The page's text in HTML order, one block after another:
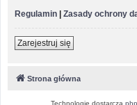
Regulamin | Zasady ochrony
Zarejestruj się
Strona główna
Technologię dostarcza